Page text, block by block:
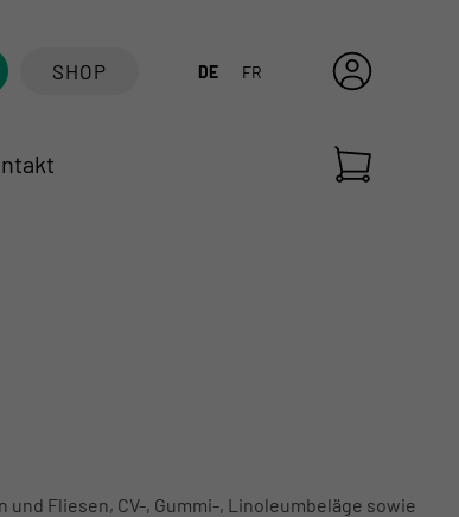
SHOP DE FR
Fliesen, CV-, Gummi-, Linoleumbeläge sowie